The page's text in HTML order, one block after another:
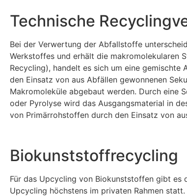
Technische
Bei der Verwertung der Abfallstoffe
Werkstoffes und erhält die makromolekularen
Recycling), handelt es sich um eine
den Einsatz von aus Abfällen gewonnenen
Makromoleküle abgebaut werden. Durch eine
oder Pyrolyse wird das Ausgangsmaterial in
von Primärrohstoffen durch den Einsatz von
Biokunststoffrecycling
Für das Upcycling von Biokunststoffen gibt es
Upcycling höchstens im privaten Rahmen